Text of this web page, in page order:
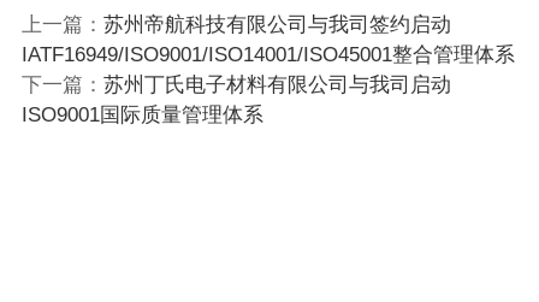
上一篇： 苏州帝航科技有限公司与我司签约启动
IATF16949/ISO9001/ISO14001/ISO45001整合管理体系
下一篇： 苏州丁氏电子材料有限公司与我司启动
ISO9001国际质量管理体系